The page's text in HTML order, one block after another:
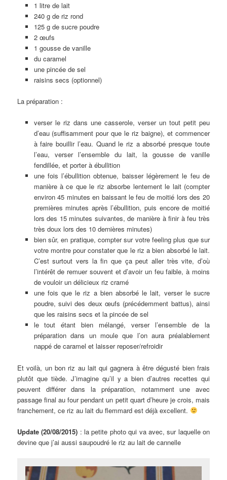
1 litre de lait
240 g de riz rond
125 g de sucre poudre
2 œufs
1 gousse de vanille
du caramel
une pincée de sel
raisins secs (optionnel)
La préparation :
verser le riz dans une casserole, verser un tout petit peu
d’eau (suffisamment pour que le riz baigne), et commencer
à faire bouillir l’eau. Quand le riz a absorbé presque toute
l’eau, verser l’ensemble du lait, la gousse de vanille
fendillée, et porter à ébullition
une fois l’ébullition obtenue, baisser légèrement le feu de
manière à ce que le riz absorbe lentement le lait (compter
environ 45 minutes en baissant le feu de moitié lors des 20
premières minutes après l’ébullition, puis encore de moitié
lors des 15 minutes suivantes, de manière à finir à feu très
très doux lors des 10 dernières minutes)
bien sûr, en pratique, compter sur votre feeling plus que sur
votre montre pour constater que le riz a bien absorbé le lait.
C’est surtout vers la fin que ça peut aller très vite, d’où
l’intérêt de remuer souvent et d’avoir un feu faible, à moins
de vouloir un délicieux riz cramé
une fois que le riz a bien absorbé le lait, verser le sucre
poudre, suivi des deux œufs (précédemment battus), ainsi
que les raisins secs et la pincée de sel
le tout étant bien mélangé, verser l’ensemble de la
préparation dans un moule que l’on aura préalablement
nappé de caramel et laisser reposer/refroidir
Et voilà, un bon riz au lait qui gagnera à être dégusté bien frais
plutôt que tiède. J’imagine qu’il y a bien d’autres recettes qui
peuvent différer dans la préparation, notamment une avec
passage final au four pendant un petit quart d’heure je crois, mais
franchement, ce riz au lait du flemmard est déjà excellent.
Update (20/08/2015) : la petite photo qui va avec, sur laquelle on
devine que j’ai aussi saupoudré le riz au lait de cannelle